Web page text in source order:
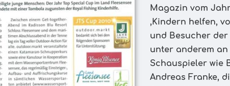
Magazin vom
,Kindern helfen,
und Besucher
unter anderem an
Schauspieler wie
Andreas Franke,